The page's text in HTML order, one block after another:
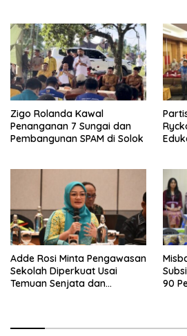
Zigo Rolanda Kawal
Penanganan 7 Sungai dan
Pembangunan SPAM di Solok
Adde Rosi Minta Pengawasan
Sekolah Diperkuat Usai
Temuan Senjata dan
90